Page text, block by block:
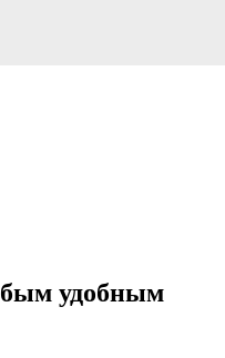
удобным